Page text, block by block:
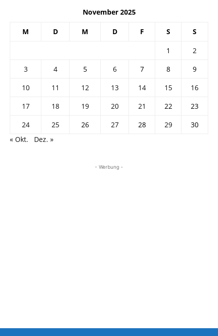
November 2025
M D M D F S S
1
2
3
4 5 6 7 8
9
10
11 12 13 14 15
16
17
18 19 20 21 22
23
24
25 26 27 28 29
30
« Okt.
Dez. »
- Werbung -